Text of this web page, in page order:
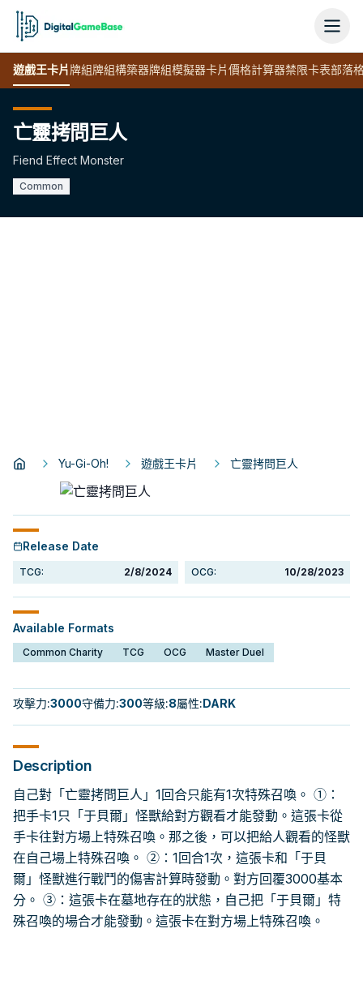
遊戲王卡片牌組牌組構築器牌組模擬器卡片價格計算器禁限卡表部落
亡靈拷問巨人
Fiend Effect Monster
Common
Yu-Gi-Oh! 遊戲王卡片 亡靈拷問巨人
Release Date
TCG: 2/8/2024 OCG: 10/28/2023
Available Formats
Common Charity TCG OCG Master Duel
攻擊力:3000守備力:300等級:8屬性:DARK
Description
自己對「亡靈拷問巨人」1回合只能有1次特殊召喚。 ①：
把手卡1只「于貝爾」怪獸給對方觀看才能發動。這張卡從
手卡往對方場上特殊召喚。那之後，可以把給人觀看的怪獸
在自己場上特殊召喚。 ②：1回合1次，這張卡和「于貝
爾」怪獸進行戰鬥的傷害計算時發動。對方回覆3000基本
分。 ③：這張卡在墓地存在的狀態，自己把「于貝爾」特
殊召喚的場合才能發動。這張卡在對方場上特殊召喚。